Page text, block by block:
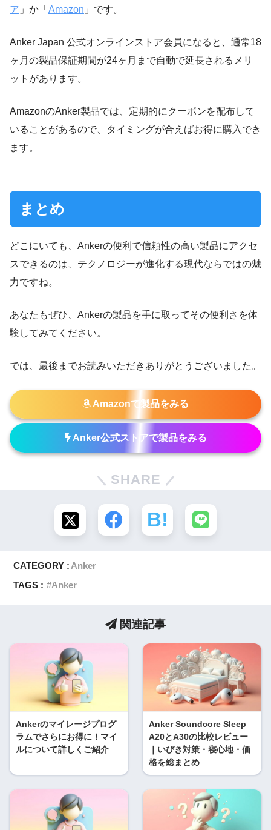
ア 」か「 Amazon 」です。
Anker Japan 公式オンラインストア会員になると、通常18
ヶ月の製品保証期間が24ヶ月まで自動で延長されるメリ
ットがあります。
AmazonのAnker製品では、定期的にクーポンを配布して
いることがあるので、タイミングが合えばお得に購入でき
ます。
まとめ
どこにいても、Ankerの便利で信頼性の高い製品にアクセ
スできるのは、テクノロジーが進化する現代ならではの魅
力ですね。
あなたもぜひ、Ankerの製品を手に取ってその便利さを体
験してみてください。
では、最後までお読みいただきありがとうございました。
Amazonで製品をみる
Anker公式ストアで製品をみる
SHARE
CATEGORY : Anker
TAGS :
Anker
関連記事
Ankerのマイレージプログ
ラムでさらにお得に！マイ
ルについて詳しくご紹介
Anker Soundcore Sleep
A20とA30の比較レビュー
｜いびき対策・寝心地・価
格を総まとめ